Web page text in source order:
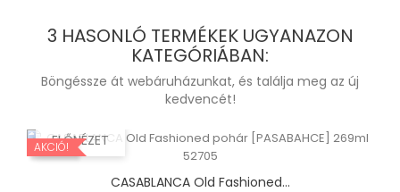
3 HASONLÓ TERMÉKEK UGYANAZON
KATEGÓRIÁBAN:
Böngéssze át webáruházunkat, és találja meg az új
kedvencét!
ELŐNÉZET
AKCIÓ!
CASABLANCA Old Fashioned...